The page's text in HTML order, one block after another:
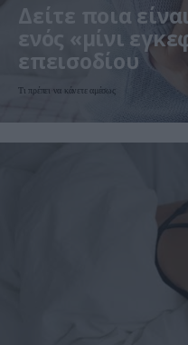
Δείτε ποια
ενός «μίνι
επεισοδίου
Τι πρέπει να κάνετε αμέσως